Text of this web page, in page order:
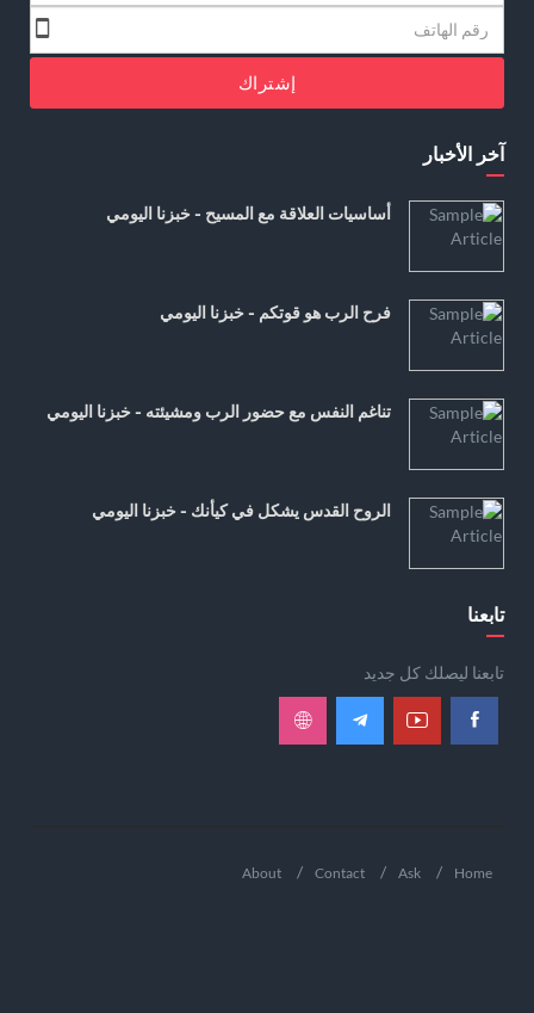
إشتراك
آخر الأخبار
أساسيات العلاقة مع المسيح - خبزنا اليومي
فرح الرب هو قوتكم - خبزنا اليومي
تناغم النفس مع حضور الرب ومشيئته - خبزنا اليومي
الروح القدس يشكل في كيأنك - خبزنا اليومي
تابعنا
تابعنا ليصلك كل جديد
Home
Ask
Contact
About